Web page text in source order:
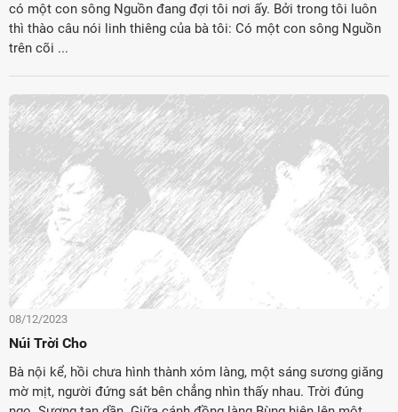
có một con sông Nguồn đang đợi tôi nơi ấy. Bởi trong tôi luôn
thì thào câu nói linh thiêng của bà tôi: Có một con sông Nguồn
trên cõi ...
08/12/2023
Núi Trời Cho
Bà nội kể, hồi chưa hình thành xóm làng, một sáng sương giăng
mờ mịt, người đứng sát bên chẳng nhìn thấy nhau. Trời đúng